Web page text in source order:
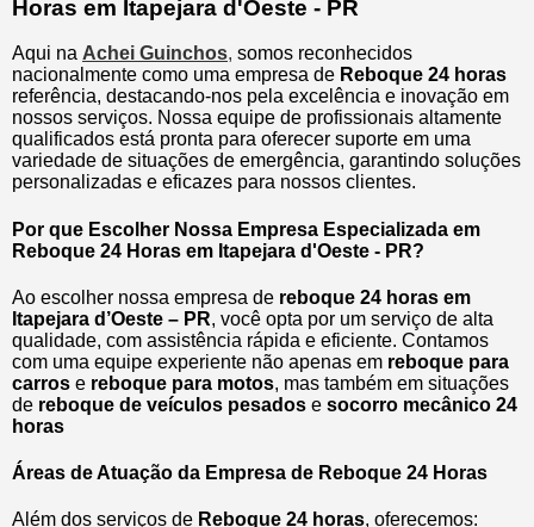
Horas em Itapejara d'Oeste - PR
Aqui na Achei Guinchos, somos reconhecidos
nacionalmente como uma empresa de Reboque 24 horas
referência, destacando-nos pela excelência e inovação em
nossos serviços. Nossa equipe de profissionais altamente
qualificados está pronta para oferecer suporte em uma
variedade de situações de emergência, garantindo soluções
personalizadas e eficazes para nossos clientes.
Por que Escolher Nossa Empresa Especializada em
Reboque 24 Horas em Itapejara d'Oeste - PR?
Ao escolher nossa empresa de reboque 24 horas em
Itapejara d’Oeste – PR, você opta por um serviço de alta
qualidade, com assistência rápida e eficiente. Contamos
com uma equipe experiente não apenas em reboque para
carros e reboque para motos, mas também em situações
de reboque de veículos pesados e socorro mecânico 24
horas
Áreas de Atuação da Empresa de Reboque 24 Horas
Além dos serviços de Reboque 24 horas, oferecemos: